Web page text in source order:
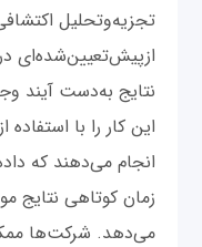
تجزیه‌و‌تحلیل
از‌پیش‌تعیین‌شده‌ای
نتایج به‌دست آیند
این کار را با
انجام می‌دهند که
زمان کوتاهی نتایج
می‌دهد. شرکت‌ها